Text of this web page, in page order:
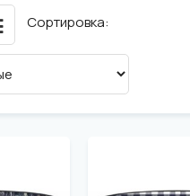
Сортировка: